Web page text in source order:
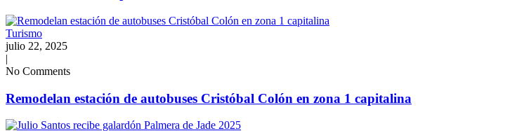
Turismo
julio 22, 2025
|
No Comments
Remodelan estación de autobuses Cristóbal Colón en zona 1 capitalina